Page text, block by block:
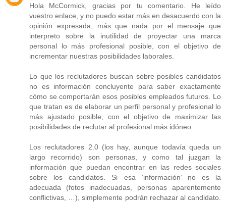
Hola McCormick, gracias por tu comentario. He leído
vuestro enlace, y no puedo estar más en desacuerdo con la
opinión expresada, más que nada por el mensaje que
interpreto sobre la inutilidad de proyectar una marca
personal lo más profesional posible, con el objetivo de
incrementar nuestras posibilidades laborales.
Lo que los reclutadores buscan sobre posibles candidatos
no es información concluyente para saber exactamente
cómo se comportarán esos posibles empleados futuros. Lo
que tratan es de elaborar un perfil personal y profesional lo
más ajustado posible, con el objetivo de maximizar las
posibilidades de reclutar al profesional más idóneo.
Los reclutadores 2.0 (los hay, aunque todavía queda un
largo recorrido) son personas, y como tal juzgan la
información que puedan encontrar en las redes sociales
sobre los candidatos. Si esa ‘información’ no es la
adecuada (fotos inadecuadas, personas aparentemente
conflictivas, …), simplemente podrán rechazar al candidato.